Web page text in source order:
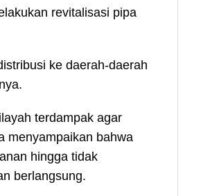
revitalisasi pipa
ke daerah-daerah
terdampak agar
menyampaikan bahwa
hingga tidak
berlangsung.